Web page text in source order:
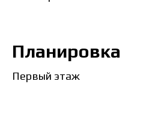
Планировка
Первый этаж